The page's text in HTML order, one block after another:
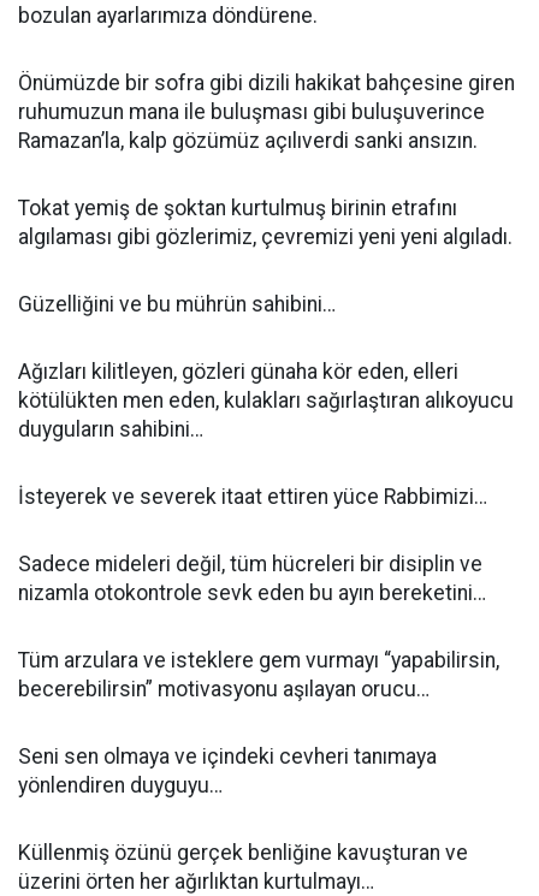
bozulan ayarlarımıza döndürene.
Önümüzde bir sofra gibi dizili hakikat bahçesine giren
ruhumuzun mana ile buluşması gibi buluşuverince
Ramazan’la, kalp gözümüz açılıverdi sanki ansızın.
Tokat yemiş de şoktan kurtulmuş birinin etrafını
algılaması gibi gözlerimiz, çevremizi yeni yeni algıladı.
Güzelliğini ve bu mührün sahibini…
Ağızları kilitleyen, gözleri günaha kör eden, elleri
kötülükten men eden, kulakları sağırlaştıran alıkoyucu
duyguların sahibini…
İsteyerek ve severek itaat ettiren yüce Rabbimizi…
Sadece mideleri değil, tüm hücreleri bir disiplin ve
nizamla otokontrole sevk eden bu ayın bereketini…
Tüm arzulara ve isteklere gem vurmayı “yapabilirsin,
becerebilirsin” motivasyonu aşılayan orucu…
Seni sen olmaya ve içindeki cevheri tanımaya
yönlendiren duyguyu…
Küllenmiş özünü gerçek benliğine kavuşturan ve
üzerini örten her ağırlıktan kurtulmayı…